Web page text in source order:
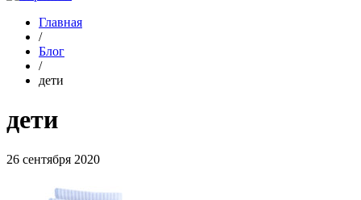
Главная
/
Блог
/
дети
дети
26 сентября 2020